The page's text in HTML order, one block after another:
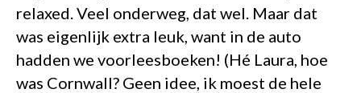
relaxed. Veel onderweg, dat wel. Maar dat
was eigenlijk extra leuk, want in de auto
hadden we voorleesboeken! (Hé Laura, hoe
was Cornwall? Geen idee, ik moest de hele